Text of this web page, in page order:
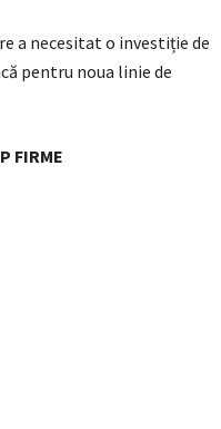
a necesitat o investiție de
pentru noua linie de
FIRME